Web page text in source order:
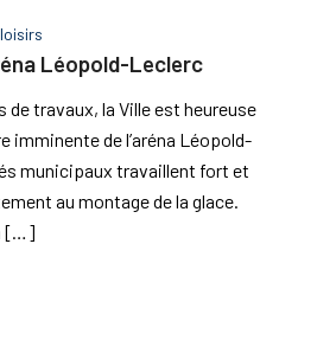
Léopold-Leclerc
de travaux, la Ville est heureuse
imminente de l’aréna Léopold-
municipaux travaillent fort et
au montage de la glace.
[…]